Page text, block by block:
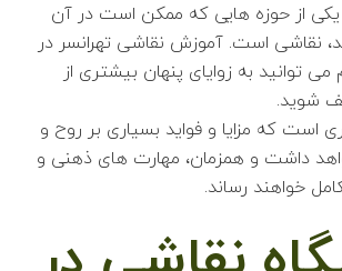
از حوزه هایی که ممکن است در آن
نقاشی است. آموزش نقاشی تهرانسر در
توانید به زوایای پنهان بیشتری از
شوید.
است که مزایا و فواید بسیاری بر روح و
داشت و همزمان، مهارت های ذهنی و
خواهند رساند.